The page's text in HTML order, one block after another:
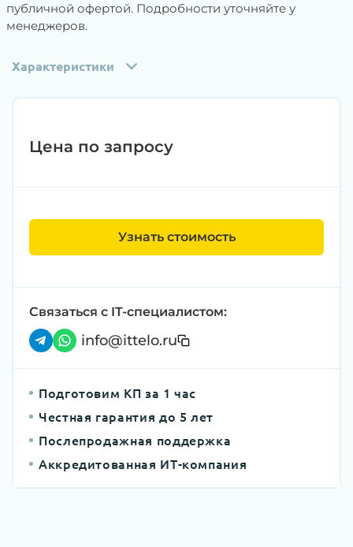
публичной офертой. Подробности уточняйте у
менеджеров.
Характеристики
Цена по запросу
Узнать стоимость
Связаться с IT-специалистом:
info@ittelo.ru
Подготовим КП за 1 час
Честная гарантия до 5 лет
Послепродажная поддержка
Аккредитованная ИТ-компания